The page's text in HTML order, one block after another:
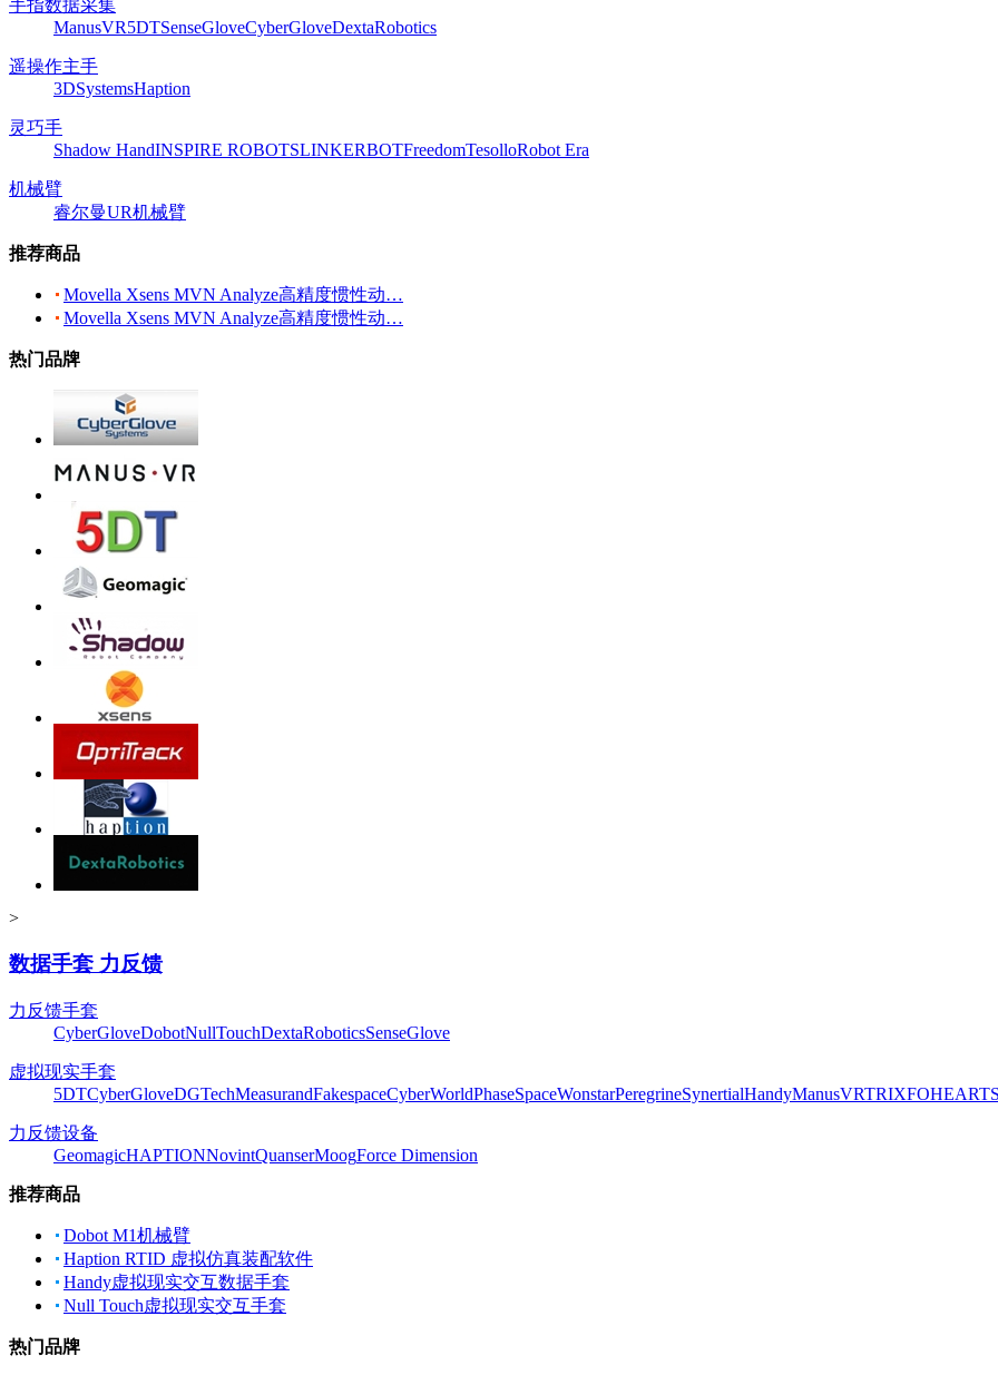
手指数据采集
ManusVR5DTSenseGloveCyberGloveDextaRobotics
遥操作主手
3DSystemsHaption
灵巧手
Shadow HandINSPIRE ROBOTSLINKERBOTFreedomTesolloRobot Era
机械臂
睿尔曼UR机械臂
推荐商品
Movella Xsens MVN Analyze高精度惯性动…
Movella Xsens MVN Analyze高精度惯性动…
热门品牌
>
数据手套 力反馈
力反馈手套
CyberGloveDobotNullTouchDextaRoboticsSenseGlove
虚拟现实手套
5DTCyberGloveDGTechMeasurandFakespaceCyberWorldPhaseSpaceWonstarPeregrineSynertialHandyManusVRTRIXFOHEART
力反馈设备
GeomagicHAPTIONNovintQuanserMoogForce Dimension
推荐商品
Dobot M1机械臂
Haption RTID 虚拟仿真装配软件
Handy虚拟现实交互数据手套
Null Touch虚拟现实交互手套
热门品牌